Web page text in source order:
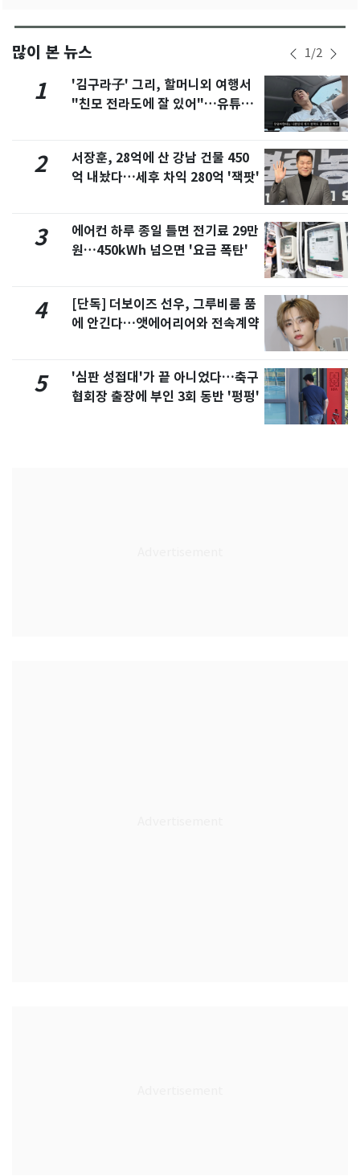
많이 본 뉴스 1/2
1
'김구라子' 그리, 할머니외 여행서
"친모 전라도에 잘 있어"…유튜브
2
서장훈, 28억에 산 강남 건물 450
억 내놨다…세후 차익 280억 '잭팟'
3
에어컨 하루 종일 틀면 전기료 29만
원…450kWh 넘으면 '요금 폭탄'
4
[단독] 더보이즈 선우, 그루비룸 품
에 안긴다…앳에어리어와 전속계약
5
'심판 성접대'가 끝 아니었다…축구
협회장 출장에 부인 3회 동반 '펑펑'